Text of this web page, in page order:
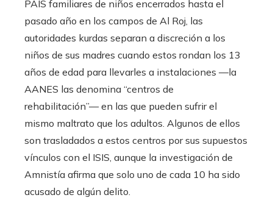
PAÍS familiares de niños encerrados hasta el
pasado año en los campos de Al Roj, las
autoridades kurdas separan a discreción a los
niños de sus madres cuando estos rondan los 13
años de edad para llevarles a instalaciones —la
AANES las denomina “centros de
rehabilitación”— en las que pueden sufrir el
mismo maltrato que los adultos. Algunos de ellos
son trasladados a estos centros por sus supuestos
vínculos con el ISIS, aunque la investigación de
Amnistía afirma que solo uno de cada 10 ha sido
acusado de algún delito.